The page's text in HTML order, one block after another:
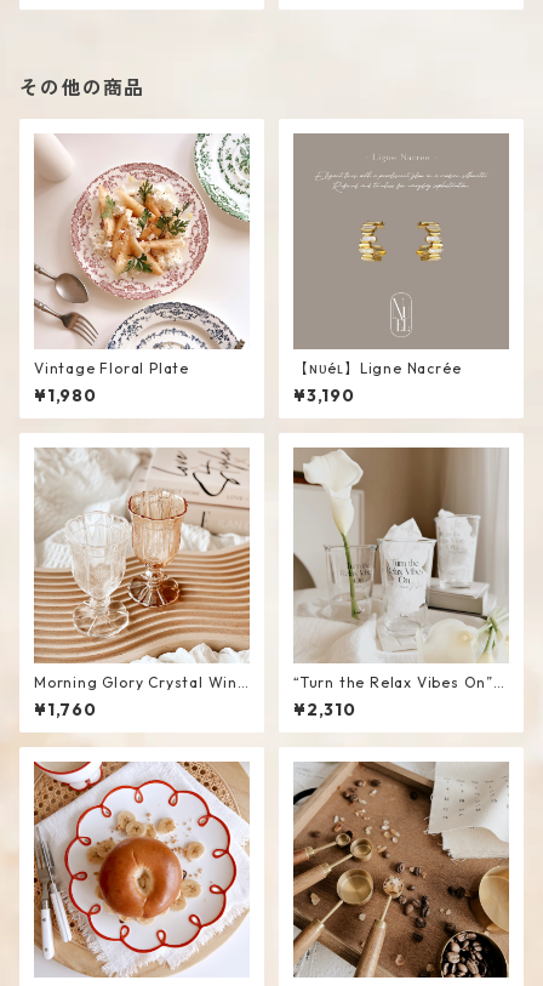
その他の商品
Vintage Floral Plate
¥1,980
【ɴᴜéʟ】Ligne Nacrée
¥3,190
Morning Glory Crystal Wine
Glass
¥1,760
“Turn the Relax Vibes On”
Glass Tumbler
¥2,310